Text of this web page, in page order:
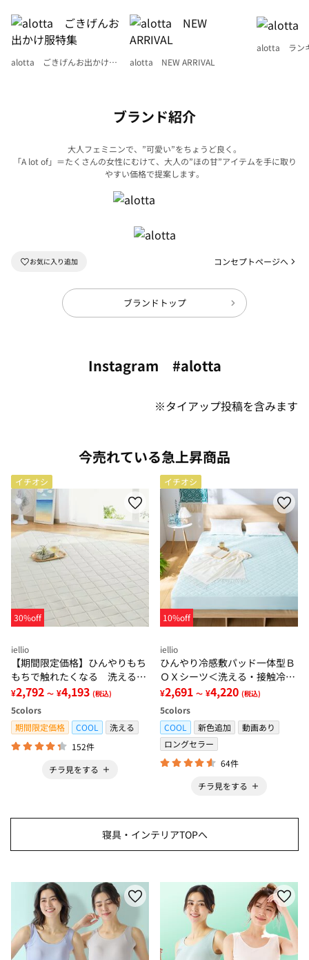
alotta ごきげんお出かけ服
alotta NEW ARRIVAL
alotta ラン
ブランド紹介
大人フェミニンで、”可愛い”をちょうど良く。
「A lot of」＝たくさんの女性にむけて、大人の”ほの甘”アイテムを手に取り
やすい価格で提案します。
コンセプトページへ
ブランドトップ
Instagram #alotta
※タイアップ投稿を含みます
今売れている急上昇商品
イチオシ
30%off
iellio
【期間限定価格】ひんやりもち
もちで触れたくなる 洗えるラ
グ＜低反発・滑りにくい・接触
冷感・防ダニ・カーペット＞
¥2,792 ～ ¥4,193 (税込)
5colors
期間限定価格
COOL
洗える
152件
チラ見をする
イチオシ
10%off
iellio
ひんやり冷感敷パッド一体型Ｂ
ＯＸシーツ＜洗える・接触冷
感・抗菌防臭・時短・家事楽・
ボックスシーツ・寝苦しさ対策
＞
¥2,691 ～ ¥4,220 (税込)
5colors
COOL
新色追加
動画あり
ロングセラー
64件
チラ見をする
寝具・インテリアTOPへ